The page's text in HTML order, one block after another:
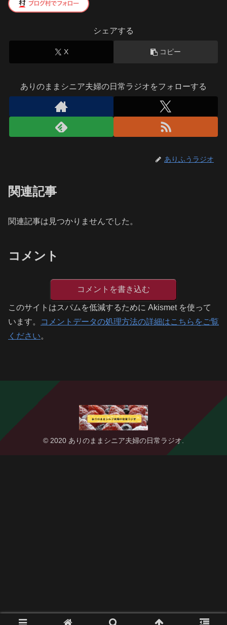
シェアする
X コピー
ありのままシニア夫婦の日常ラジオをフォローする
ありふうラジオ
関連記事
関連記事は見つかりませんでした。
コメント
コメントを書き込む
このサイトはスパムを低減するために Akismet を使って
います。
コメントデータの処理方法の詳細はこちらをご覧
ください。
© 2020 ありのままシニア夫婦の日常ラジオ.